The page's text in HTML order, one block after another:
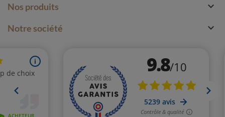
Nos produits 
Notre société 